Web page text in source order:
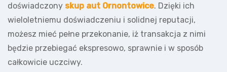
doświadczony skup aut Ornontowice. Dzięki ich
wieloletniemu doświadczeniu i solidnej reputacji,
możesz mieć pełne przekonanie, iż transakcja z nimi
będzie przebiegać ekspresowo, sprawnie i w sposób
całkowicie uczciwy.